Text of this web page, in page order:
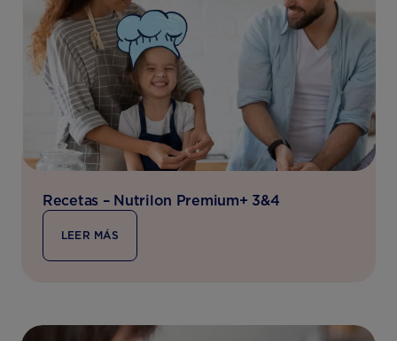
Recetas – Nutrilon Premium+ 3&4
LEER MÁS